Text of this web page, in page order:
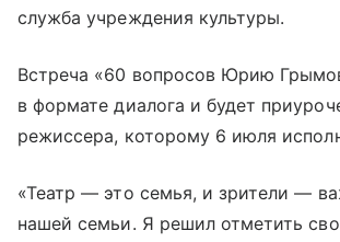
служба учреждения культуры.
Встреча «60 вопросов Юрию
в формате диалога и будет
режиссера, которому 6 июля
«Театр — это семья, и зрители —
нашей семьи. Я решил отметить